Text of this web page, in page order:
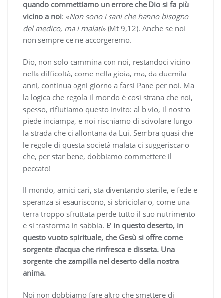
quando commettiamo un errore che Dio si fa più
vicino a noi: «Non sono i sani che hanno bisogno
del medico, ma i malati» (Mt 9,12). Anche se noi
non sempre ce ne accorgeremo.
Dio, non solo cammina con noi, restandoci vicino
nella difficoltà, come nella gioia, ma, da duemila
anni, continua ogni giorno a farsi Pane per noi. Ma
la logica che regola il mondo è così strana che noi,
spesso, rifiutiamo questo invito: al bivio, il nostro
piede inciampa, e noi rischiamo di scivolare lungo
la strada che ci allontana da Lui. Sembra quasi che
le regole di questa società malata ci suggeriscano
che, per star bene, dobbiamo commettere il
peccato!
Il mondo, amici cari, sta diventando sterile, e fede e
speranza si esauriscono, si sbriciolano, come una
terra troppo sfruttata perde tutto il suo nutrimento
e si trasforma in sabbia. E’ in questo deserto, in
questo vuoto spirituale, che Gesù si offre come
sorgente d’acqua che rinfresca e disseta. Una
sorgente che zampilla nel deserto della nostra
anima.
Noi non dobbiamo fare altro che smettere di